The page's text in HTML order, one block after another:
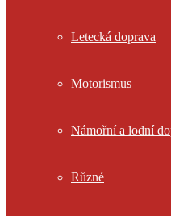
Letecká doprava
Motorismus
Námořní a lodní
Různé